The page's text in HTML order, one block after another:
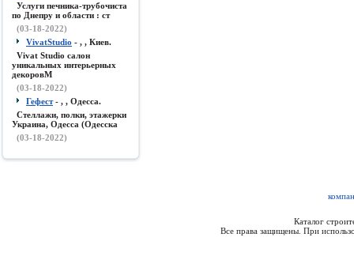
Услуги печника-трубочиста
по Днепру и области : ст
(03-18-2022)
VivatStudio - , , Киев.
Vivat Studio салон
уникальных интерьерных
декоровМ
(03-18-2022)
Гефест- , , Одесса.
Стеллажи, полки, этажерки
Украина, Одесса (Одесска
(03-18-2022)
Каталог
Все права защищены. При